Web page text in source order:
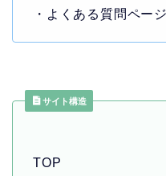
・よくある質問ペー
サイト構造
TOP